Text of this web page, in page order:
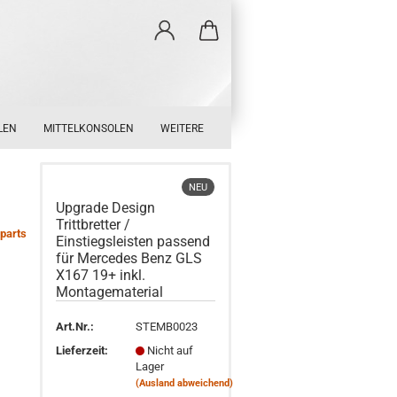
MITTELKONSOLEN WEITERE
NEU
Upgrade Design
Trittbretter /
Einstiegsleisten passend
für Mercedes Benz GLS
X167 19+ inkl.
Montagematerial
Art.Nr.:
STEMB0023
Lieferzeit:
Nicht auf
Lager
(Ausland abweichend)